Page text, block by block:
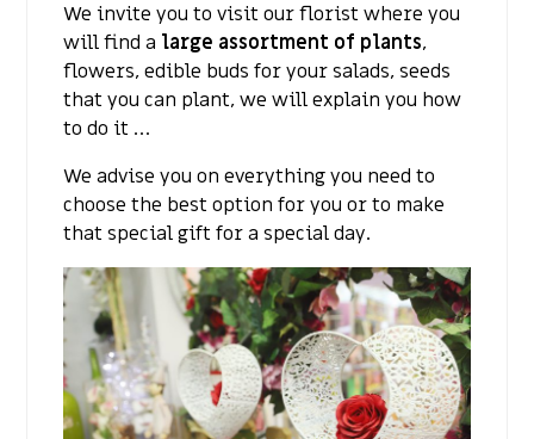
We invite you to visit our florist where you
will find a large assortment of plants,
flowers, edible buds for your salads, seeds
that you can plant, we will explain you how
to do it …
We advise you on everything you need to
choose the best option for you or to make
that special gift for a special day.